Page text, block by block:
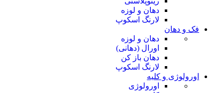
دهان و لوزه
لارنگ اسکوپ
فک و دهان
دهان و لوزه
اورال (دهانی)
دهان باز کن
لارنگ اسکوپ
اورولوژی و کلیه
اورولوژی